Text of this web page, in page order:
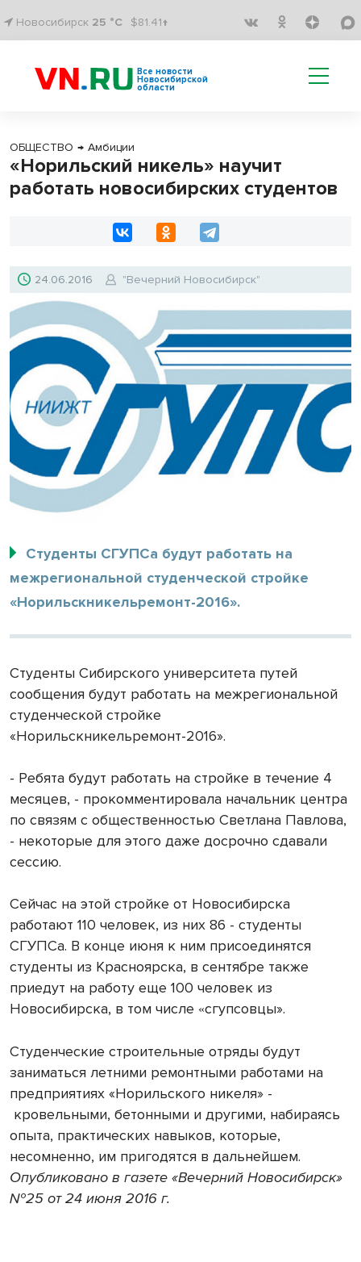
Новосибирск 25 °C $81.41↑
Все новости
Новосибирской
области
ОБЩЕСТВО → Амбиции
«Норильский никель» научит
работать новосибирских студентов
24.06.2016 "Вечерний Новосибирск"
Студенты СГУПСа будут работать на
межрегиональной студенческой стройке
«Норильскникельремонт-2016».
Студенты Сибирского университета путей
сообщения будут работать на межрегиональной
студенческой стройке
«Норильскникельремонт-2016».
- Ребята будут работать на стройке в течение 4
месяцев, - прокомментировала начальник центра
по связям с общественностью Светлана Павлова,
- некоторые для этого даже досрочно сдавали
сессию.
Сейчас на этой стройке от Новосибирска
работают 110 человек, из них 86 - студенты
СГУПСа. В конце июня к ним присоединятся
студенты из Красноярска, в сентябре также
приедут на работу еще 100 человек из
Новосибирска, в том числе «сгупсовцы».
Студенческие строительные отряды будут
заниматься летними ремонтными работами на
предприятиях «Норильского никеля» -
кровельными, бетонными и другими, набираясь
опыта, практических навыков, которые,
несомненно, им пригодятся в дальнейшем.
Опубликовано в газете «Вечерний Новосибирск»
№25 от 24 июня 2016 г.